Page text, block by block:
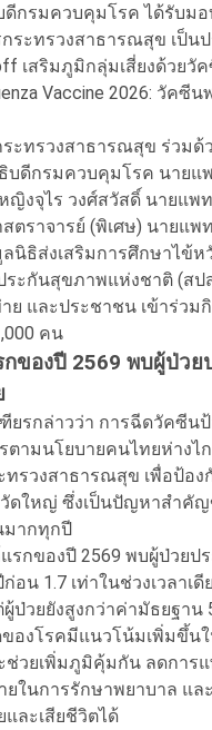
กรมควบคุมโรค ได้รับมอ
ระทรวงสาธารณสุข เป็น
เสริมภูมิกลุ่มเสี่ยงด้วยวั
Vaccine 2026: วัคซีน
ะทรวงสาธารณสุข ร่วมด้
บดีกรมควบคุมโรค นายแ
งจุไร วงศ์สวัสดิ์ นายแพท
สตราจารย์ (พิเศษ) นายแ
นิธิส่งเสริมการศึกษาไข้
ะกันสุขภาพแห่งชาติ (สป
ย และประชาชน เข้าร่วม
คน
กของปี 2569 พบผู้ป่ว
ยรกล่าวว่า การฉีดวัคซีน
ตามนโยบายคนไทยห่างไ
รวงสาธารณสุข เพื่อป้อง
ดใหญ่ ซึ่งเป็นปัญหาสำคัญ
มากทุกปี
รกของปี 2569 พบผู้ป่วยป
อน 1.7 เท่าในช่วงเวลาเ
ผู้ป่วยยังสูงกว่าค่ามัธยฐาน
องโรคมีแนวโน้มเพิ่มขึ้น
วยเพิ่มภูมิคุ้มกัน ลดการแ
ยในการรักษาพยาบาล แล
และเสียชีวิตได้